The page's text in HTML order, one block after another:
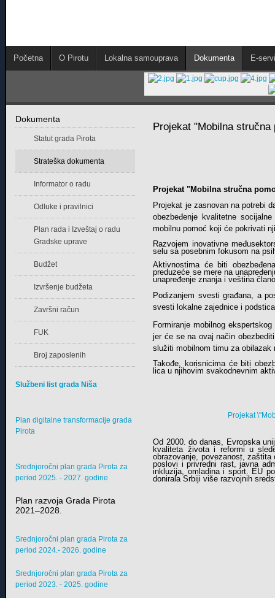
Početna O Pirotu Lokalna samouprava Dokumenta E-
Projekat "Mobilna
Projekat "Mobilna stručna
Projekat je zasnovan na potrebi
obezbeđenje kvalitetne
mobilnu pomoć koji će pokrivati
Razvojem inovativne
selu sa posebnim fokusom na
Aktivnostima će biti
preduzeće se mere na
unapređenje znanja i veština
Podizanjem svesti građana, a
svesti lokalne zajednice i
Formiranje mobilnog
jer će se na ovaj način
služiti mobilnom timu za obilazak
Takođe, korisnicima će biti
lica u njihovim svakodnevnim
Projekat
Od 2000. do danas, Evropska
kvaliteta života i reformi u
obrazovanje, povezanost,
poslovi i privredni rast, javna
inkluzija, omladina i sport. EU
donirala Srbiji više razvojnih
Dokumenta
Statut grada Pirota
Strateška dokumenta
Informator o radu
Odluke i pravilnici
Plan rada i Izveštaj o radu
Gradske uprave
Budžet
Izvršenje budžeta
Završni račun
FUK
Broj zaposlenih
Službeni list grada Niša
Plan digitalne transformacije grada
Pirota
Srednjoročni plan grada Pirota za
period 2025. - 2027. godine
Plan razvoja Grada Pirota
2021–2028.
Srednjoročni plan grada Pirota za
period 2024.- 2026. godine
Srednjoročni plan grada Pirota za
period 2023. - 2025. godine